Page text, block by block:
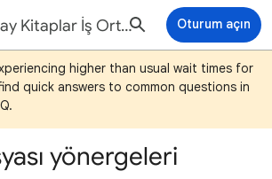
Google Play Kitaplar İş Ortağı Merkezi Yardımı Oturum açın
higher than usual wait times for
quick answers to common questions in
yönergeleri